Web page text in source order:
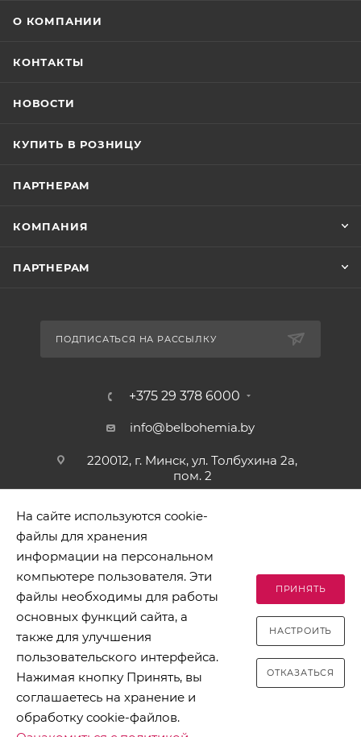
О КОМПАНИИ
КОНТАКТЫ
НОВОСТИ
КУПИТЬ В РОЗНИЦУ
ПАРТНЕРАМ
КОМПАНИЯ
ПАРТНЕРАМ
ПОДПИСАТЬСЯ НА РАССЫЛКУ
+375 29 378 6000
info@belbohemia.by
220012, г. Минск, ул. Толбухина 2а,
пом. 2
2026 © БЕЛБОГЕМИЯ (c). Оптовая торговля посудой и
хозяйственными товарами. Адрес: 220012, г. Минск, ул.
Толбухина 2а, пом. 2, телефон 8-017-378-60-00
Разработано в Clickmedia
На сайте используются cookie-
файлы для хранения
информации на персональном
компьютере пользователя. Эти
файлы необходимы для работы
основных функций сайта, а
также для улучшения
пользовательского интерфейса.
Нажимая кнопку Принять, вы
соглашаетесь на хранение и
обработку cookie-файлов.
ПРИНЯТЬ
НАСТРОИТЬ
ОТКАЗАТЬСЯ